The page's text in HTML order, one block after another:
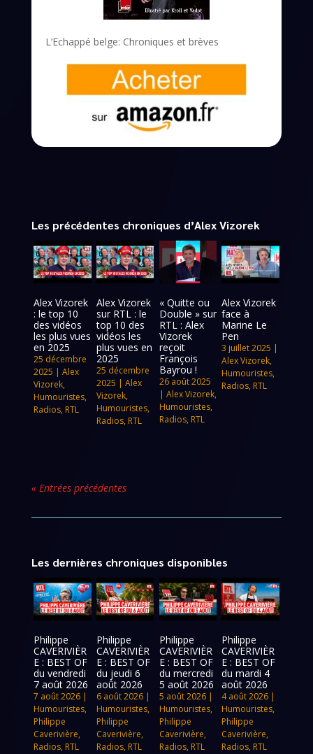
L’Echappé belge: Chroniques et brèves
Les précédentes chroniques d’Alex Vizorek
Alex Vizorek
: le top 10
des vidéos
les plus vues
en 2025
25 décembre
2025 |Alex
Vizorek,
Humouristes,
Radios, RTL
Alex Vizorek
sur RTL : le
top 10 des
vidéos les
plus vues en
2025
25 décembre
2025 | Alex
Vizorek,
Humouristes,
Radios, RTL
« Quitte ou
Double » sur
RTL : Alex
Vizorek
reçoit
François
Bayrou !
26 août 2025
| Alex Vizorek,
Humouristes,
Radios, RTL
Alex Vizorek
face à
Marine Le
Pen
3 juillet 2025 |
Alex Vizorek,
Humouristes,
Radios, RTL
« Entrées précédentes
Les dernières chroniques disponibles
Philippe
CAVERIVIÈR
E : BEST OF
du vendredi
7 août 2026
7 août 2026 |
Humouristes,
Philippe
Caverivière,
Radios, RTL
Philippe
CAVERIVIÈR
E : BEST OF
du jeudi 6
août 2026
6 août 2026|
Humouristes,
Philippe
Caverivière,
Radios, RTL
Philippe
CAVERIVIÈR
E : BEST OF
du mercredi
5 août 2026
5 août 2026|
Humouristes,
Philippe
Caverivière,
Radios, RTL
Philippe
CAVERIVIÈR
E : BEST OF
du mardi 4
août 2026
4 août 2026 |
Humouristes,
Philippe
Caverivière,
Radios, RTL